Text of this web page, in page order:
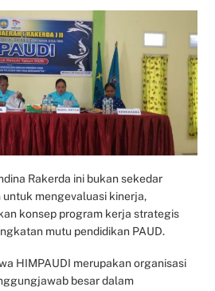
Rakerda ini bukan sekedar
mengevaluasi kinerja,
konsep program kerja strategis
mutu pendidikan PAUD.
HIMPAUDI merupakan organisasi
besar dalam